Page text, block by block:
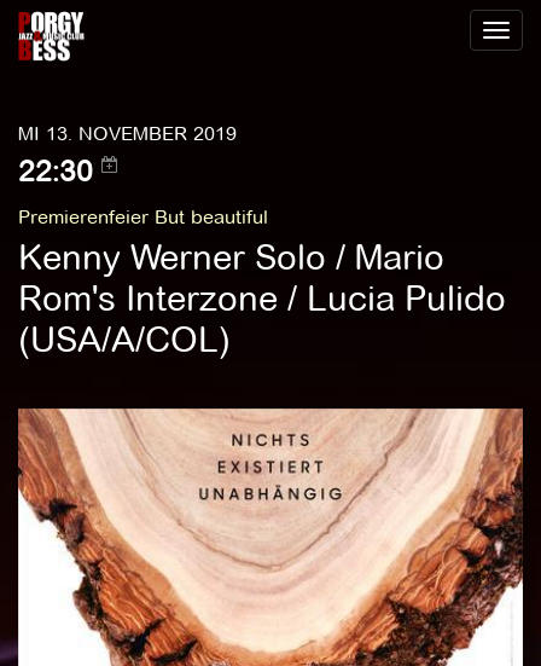
Toggle
MI 13. NOVEMBER 2019
22:30
Premierenfeier But beautiful
Kenny Werner Solo / Mario
Rom's Interzone / Lucia Pulido
(USA/A/COL)